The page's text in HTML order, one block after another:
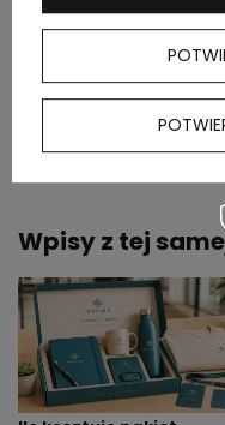
Autor wpisu: Team
gadżetów reklamowych i
trendami, case studies i
realnie wspierają
Wpisy z tej